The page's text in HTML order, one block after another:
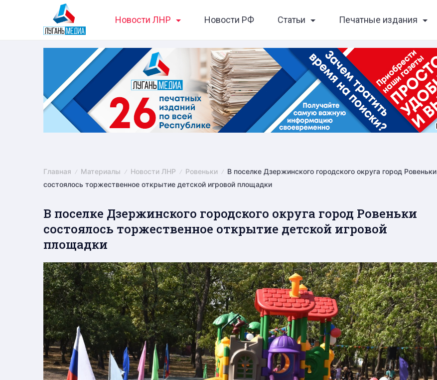
Новости ЛНР Новости РФ Статьи Печатные издания
Главная Материалы Новости ЛНР Ровеньки
В поселке Дзержинского городского округа город Ровеньки
состоялось торжественное открытие детской игровой площадки
В поселке Дзержинского городского округа город Ровеньки
состоялось торжественное открытие детской игровой
площадки